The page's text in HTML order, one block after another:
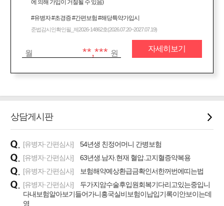
에 의해 가입이 거절될 수 있음)
#유병자 #초경증 #간편보험 #해당특약가입시
준법감시인확인필_제2026-14862호(2026.07.20~2027.07.19)
월 **,*** 원
자세히보기
상담게시판
[유병자·간편심사]
54년생 친정어머니 간병보험
[유병자·간편심사]
63년생.남자.현재 혈압.고지혈증약복용
[유병자·간편심사]
보험해약예상환급금확인서한꺼번에띠는법
[유병자·간편심사]
두가지암수술후입원회복기다리고있는중입니
다내보험알아보기들어가니흥국실비보험이납입기록이안보이는데
영